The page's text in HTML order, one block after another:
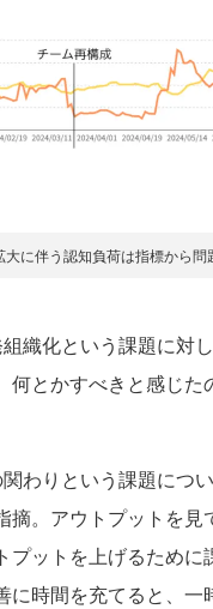
大に伴う認知負荷は指標から問
織化という課題に対
何とかすべきと感じ
わりという課題につ
摘。アウトプットを
ットを上げるために
に時間を充てると、